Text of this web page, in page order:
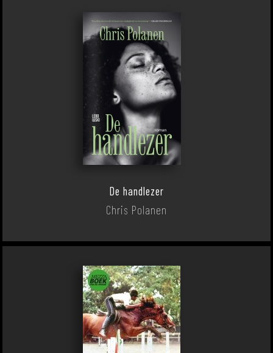
De handlezer
Chris Polanen